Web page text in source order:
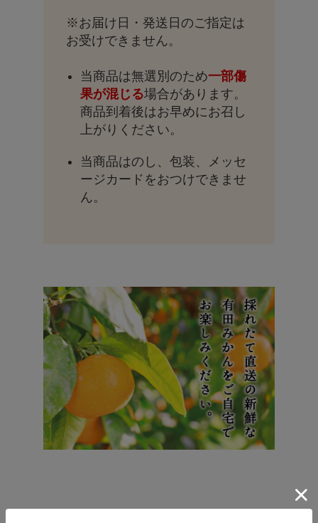
※お届け日・発送日のご指定は
お受けできません。
当商品は無選別のため一部傷
果が混じる場合があります。
商品到着後はお早めにお召し
上がりください。
当商品はのし、包装、メッセ
ージカードをおつけできませ
ん。